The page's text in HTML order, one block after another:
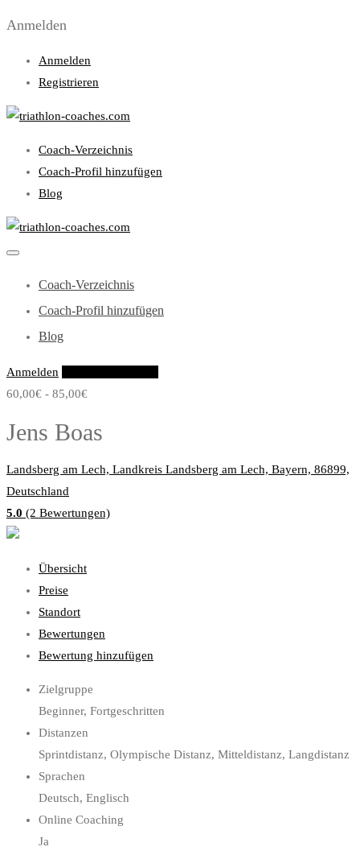
Anmelden
Anmelden
Registrieren
Coach-Verzeichnis
Coach-Profil hinzufügen
Blog
Coach-Verzeichnis
Coach-Profil hinzufügen
Blog
Anmelden
60,00€ - 85,00€
Jens Boas
Landsberg am Lech, Landkreis Landsberg am Lech, Bayern, 86899,
Deutschland
5.0 (2 Bewertungen)
Übersicht
Preise
Standort
Bewertungen
Bewertung hinzufügen
Zielgruppe
Beginner, Fortgeschritten
Distanzen
Sprintdistanz, Olympische Distanz, Mitteldistanz, Langdistanz
Sprachen
Deutsch, Englisch
Online Coaching
Ja